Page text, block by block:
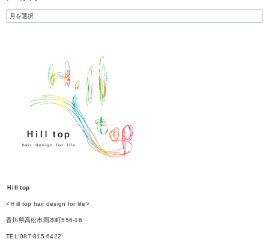
Ｈill top
<Ｈill top hair design for life>
香川県高松市岡本町556-16
TEL:087-815-6422